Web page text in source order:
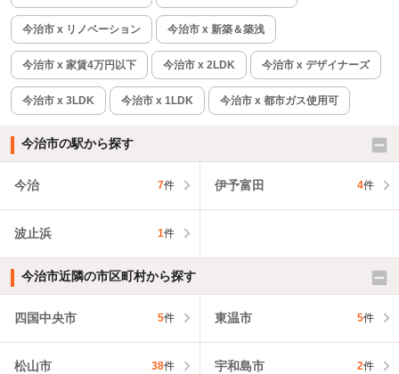
今治市 x リノベーション 今治市 x 新築＆築浅
今治市 x 家賃4万円以下 今治市 x 2LDK 今治市 x デザイナーズ
今治市 x 3LDK 今治市 x 1LDK 今治市 x 都市ガス使用可
今治市の駅から探す
今治 7件 伊予富田 4件
波止浜 1件
今治市近隣の市区町村から探す
四国中央市 5件 東温市 5件
松山市 38件 宇和島市 2件